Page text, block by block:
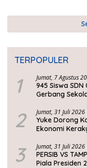
TERPOPULER
1 Jumat, 7 Agustus
945 Siswa
Gerbang
2 Jumat, 31 Juli
Yuke Dorong
Ekonomi
3 Jumat, 31 Juli
PERSIB VS
Piala Presiden